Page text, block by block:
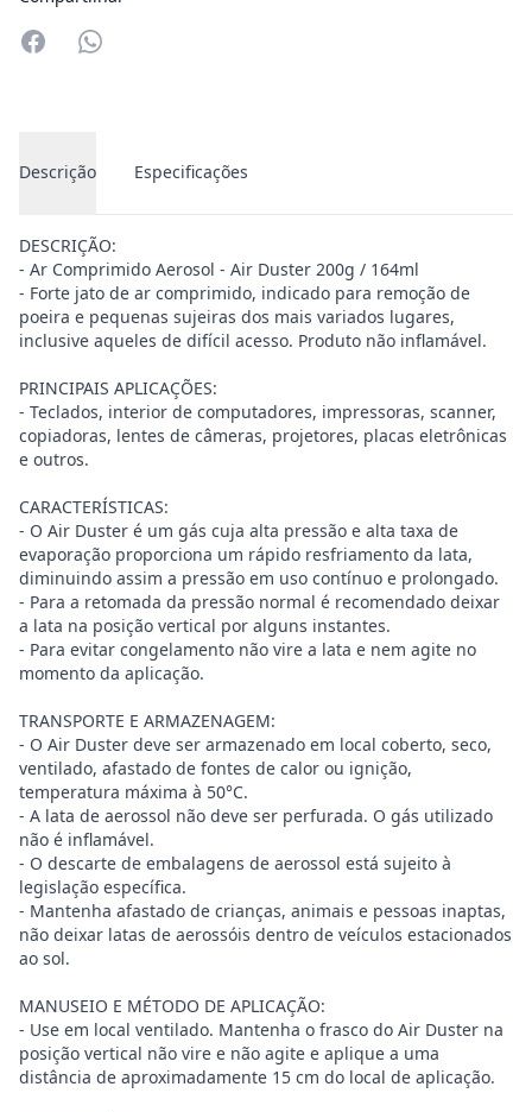
Compartilhar no Whatsapp
Descrição Especificações
DESCRIÇÃO:
- Ar Comprimido Aerosol - Air Duster 200g / 164ml
- Forte jato de ar comprimido, indicado para remoção de
poeira e pequenas sujeiras dos mais variados lugares,
inclusive aqueles de difícil acesso. Produto não inflamável.
PRINCIPAIS APLICAÇÕES:
- Teclados, interior de computadores, impressoras, scanner,
copiadoras, lentes de câmeras, projetores, placas eletrônicas
e outros.
CARACTERÍSTICAS:
- O Air Duster é um gás cuja alta pressão e alta taxa de
evaporação proporciona um rápido resfriamento da lata,
diminuindo assim a pressão em uso contínuo e prolongado.
- Para a retomada da pressão normal é recomendado deixar
a lata na posição vertical por alguns instantes.
- Para evitar congelamento não vire a lata e nem agite no
momento da aplicação.
TRANSPORTE E ARMAZENAGEM:
- O Air Duster deve ser armazenado em local coberto, seco,
ventilado, afastado de fontes de calor ou ignição,
temperatura máxima à 50°C.
- A lata de aerossol não deve ser perfurada. O gás utilizado
não é inflamável.
- O descarte de embalagens de aerossol está sujeito à
legislação específica.
- Mantenha afastado de crianças, animais e pessoas inaptas,
não deixar latas de aerossóis dentro de veículos estacionados
ao sol.
MANUSEIO E MÉTODO DE APLICAÇÃO:
- Use em local ventilado. Mantenha o frasco do Air Duster na
posição vertical não vire e não agite e aplique a uma
distância de aproximadamente 15 cm do local de aplicação.